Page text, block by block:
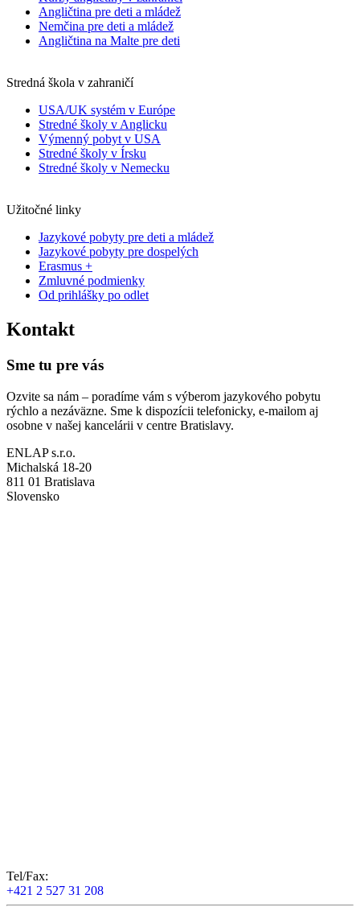
Angličtina pre deti a mládež
Nemčina pre deti a mládež
Angličtina na Malte pre deti
Stredná škola v zahraničí
USA/UK systém v Európe
Stredné školy v Anglicku
Výmenný pobyt v USA
Stredné školy v Írsku
Stredné školy v Nemecku
Užitočné linky
Jazykové pobyty pre deti a mládež
Jazykové pobyty pre dospelých
Erasmus +
Zmluvné podmienky
Od prihlášky po odlet
Kontakt
Sme tu pre vás
Ozvite sa nám – poradíme vám s výberom jazykového pobytu
rýchlo a nezáväzne. Sme k dispozícii telefonicky, e-mailom aj
osobne v našej kancelárii v centre Bratislavy.
ENLAP s.r.o.
Michalská 18-20
811 01 Bratislava
Slovensko
Tel/Fax:
+421 2 527 31 208